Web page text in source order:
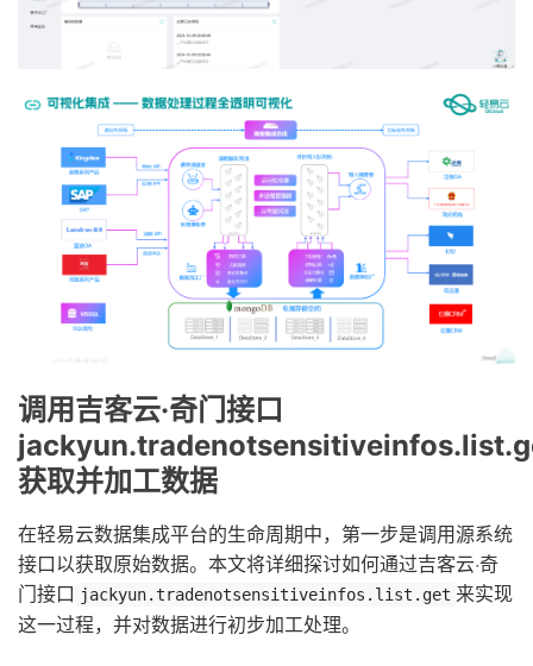
调用吉客云·奇门接口
获取并加工数据
在轻易云数据集成平台的生命周期中，第一步是调用源系统
接口以获取原始数据。本文将详细探讨如何通过吉客云·奇
门接口 jackyun.tradenotsensitiveinfos.list.get 来实现
这一过程，并对数据进行初步加工处理。